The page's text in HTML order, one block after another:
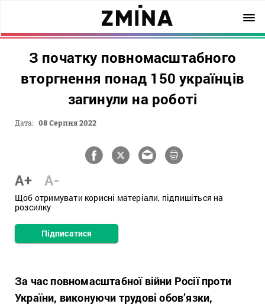
З початку повномасштабного
вторгнення понад 150 українців
загинули на роботі
Дата: 08 Серпня 2022
A+ A-
Щоб отримувати корисні матеріали, підпишіться на
розсилку
Підписатися
За час повномасштабної війни Росії проти
України, виконуючи трудові обов’язки,